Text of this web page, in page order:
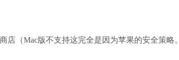
（Mac版不支持这完全是因为苹果的安全策略。